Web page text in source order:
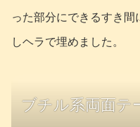
った部分にできるすき
しヘラで埋めました。
ブチル系両面テ